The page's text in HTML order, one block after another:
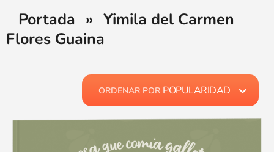
Portada » Yimila del Carmen
Flores Guaina
ORDENAR POR POPULARIDAD